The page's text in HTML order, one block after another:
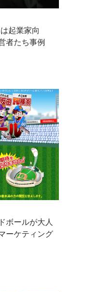
起業家向
者たち事例
ボールが大人
ーケティング